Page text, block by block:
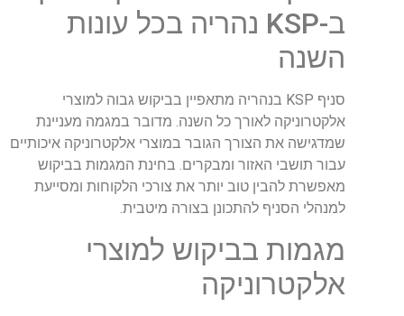
ב-KSP נהריה בכל עונות
השנה
סניף KSP בנהריה מתאפיין בביקוש גבוה למוצרי
אלקטרוניקה לאורך כל השנה. מדובר במגמה מעניינת
שמדגישה את הצורך הגובר במוצרי אלקטרוניקה איכותיים
עבור תושבי האזור ומבקרים. בחינת המגמות בביקוש
מאפשרת להבין טוב יותר את צורכי הלקוחות ומסייעת
למנהלי הסניף להתכונן בצורה מיטבית.
מגמות בביקוש למוצרי
אלקטרוניקה